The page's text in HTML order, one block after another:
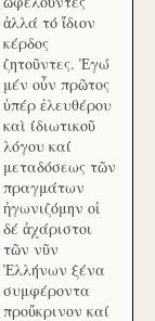
ἀλλά τό ἴδιον
κέρδος
ζητοῦντες. Ἐγώ
μέν οὖν πρῶτος
ὑπέρ ἐλευθέρου
καὶ ίδιωτικοῦ
λόγου καί
μεταδόσεως τῶν
πραγμάτων
ἠγωνιζόμην οἱ
δέ ἀχάριστοι
τῶν νῦν
Ἑλλήνων ξένα
συμφέροντα
προὔκρινον καί